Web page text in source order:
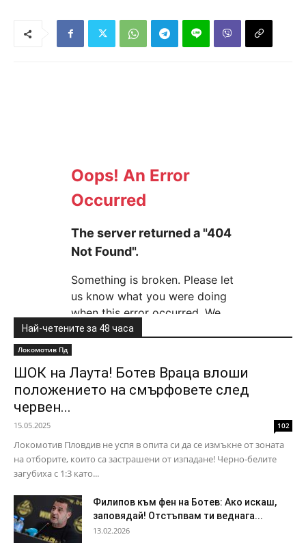
Най-четените за 48 часа
Локомотив Пд
ШОК на Лаута! Ботев Враца влоши
положението на смърфовете след
червен...
15.05.2025 102
Локомотив Пловдив не успя в опита си да се измъкне от зоната
на отборите, които са застрашени от изпадане! Черно-белите
загубиха с 1:3 като...
Филипов към фен на Ботев: Ако искаш,
заповядай! Отстъпвам ти веднага...
13.02.2026